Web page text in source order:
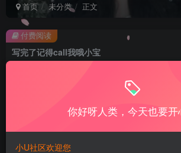
首页 未分类 正文
写完了记得call我哦小宝
最喜欢小胡宝宝了
U币999
年费U社会员免费 永
付费阅读
你好呀人类，今天也要开
小U社区欢迎您